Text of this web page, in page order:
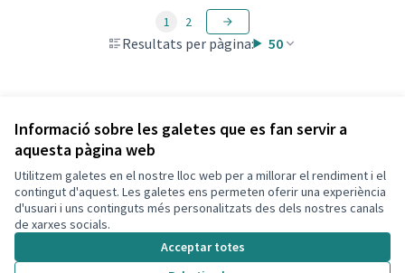
Informació sobre les galetes que es fan servir a
aquesta pàgina web
Utilitzem galetes en el nostre lloc web per a millorar el rendiment i el
contingut d'aquest. Les galetes ens permeten oferir una experiència
d'usuari i uns continguts més personalitzats des dels nostres canals
de xarxes socials.
Acceptar totes
Resultats per pàgina: 50
1 2
Veure totes les propostes retirades
Termes i condicions d'ús
Configuració de les galetes
Decidim Calafell a X
(Enllaç extern)
Decidim Calafell a Facebook
Decidim Calafell a YouTube
Decidim Calafell a GitHub
(Enllaç extern)